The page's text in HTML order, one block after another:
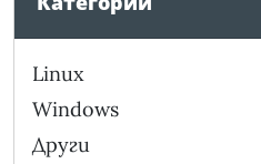
Linux
Windows
Други